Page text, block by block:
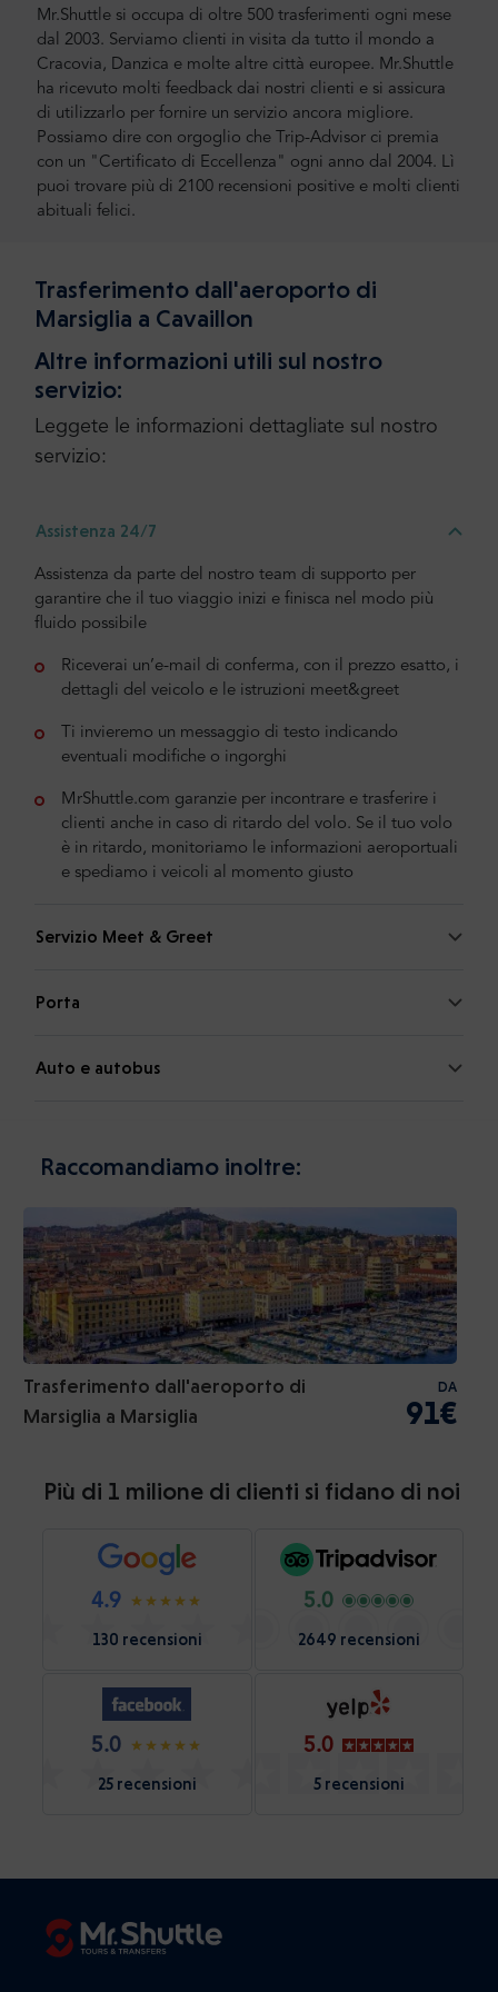
Mr.Shuttle si occupa di oltre 500 trasferimenti ogni mese
dal 2003. Serviamo clienti in visita da tutto il mondo a
Cracovia, Danzica e molte altre città europee. Mr.Shuttle
ha ricevuto molti feedback dai nostri clienti e si assicura
di utilizzarlo per fornire un servizio ancora migliore.
Possiamo dire con orgoglio che Trip-Advisor ci premia
con un "Certificato di Eccellenza" ogni anno dal 2004. Lì
puoi trovare più di 2100 recensioni positive e molti clienti
abituali felici.
Trasferimento dall'aeroporto di
Marsiglia a Cavaillon
Altre informazioni utili sul nostro
servizio:
Leggete le informazioni dettagliate sul nostro
servizio:
Assistenza 24/7
Assistenza da parte del nostro team di supporto per
garantire che il tuo viaggio inizi e finisca nel modo più
fluido possibile
Riceverai un’e-mail di conferma, con il prezzo esatto, i
dettagli del veicolo e le istruzioni meet&greet
Ti invieremo un messaggio di testo indicando
eventuali modifiche o ingorghi
MrShuttle.com garanzie per incontrare e trasferire i
clienti anche in caso di ritardo del volo. Se il tuo volo
è in ritardo, monitoriamo le informazioni aeroportuali
e spediamo i veicoli al momento giusto
Servizio Meet & Greet
Porta
Auto e autobus
Raccomandiamo inoltre:
Trasferimento dall'aeroporto di
Marsiglia a Marsiglia
DA
91€
Più di 1 milione di clienti si fidano di noi
4.9
130 recensioni
5.0
2649 recensioni
5.0
25 recensioni
5.0
5 recensioni